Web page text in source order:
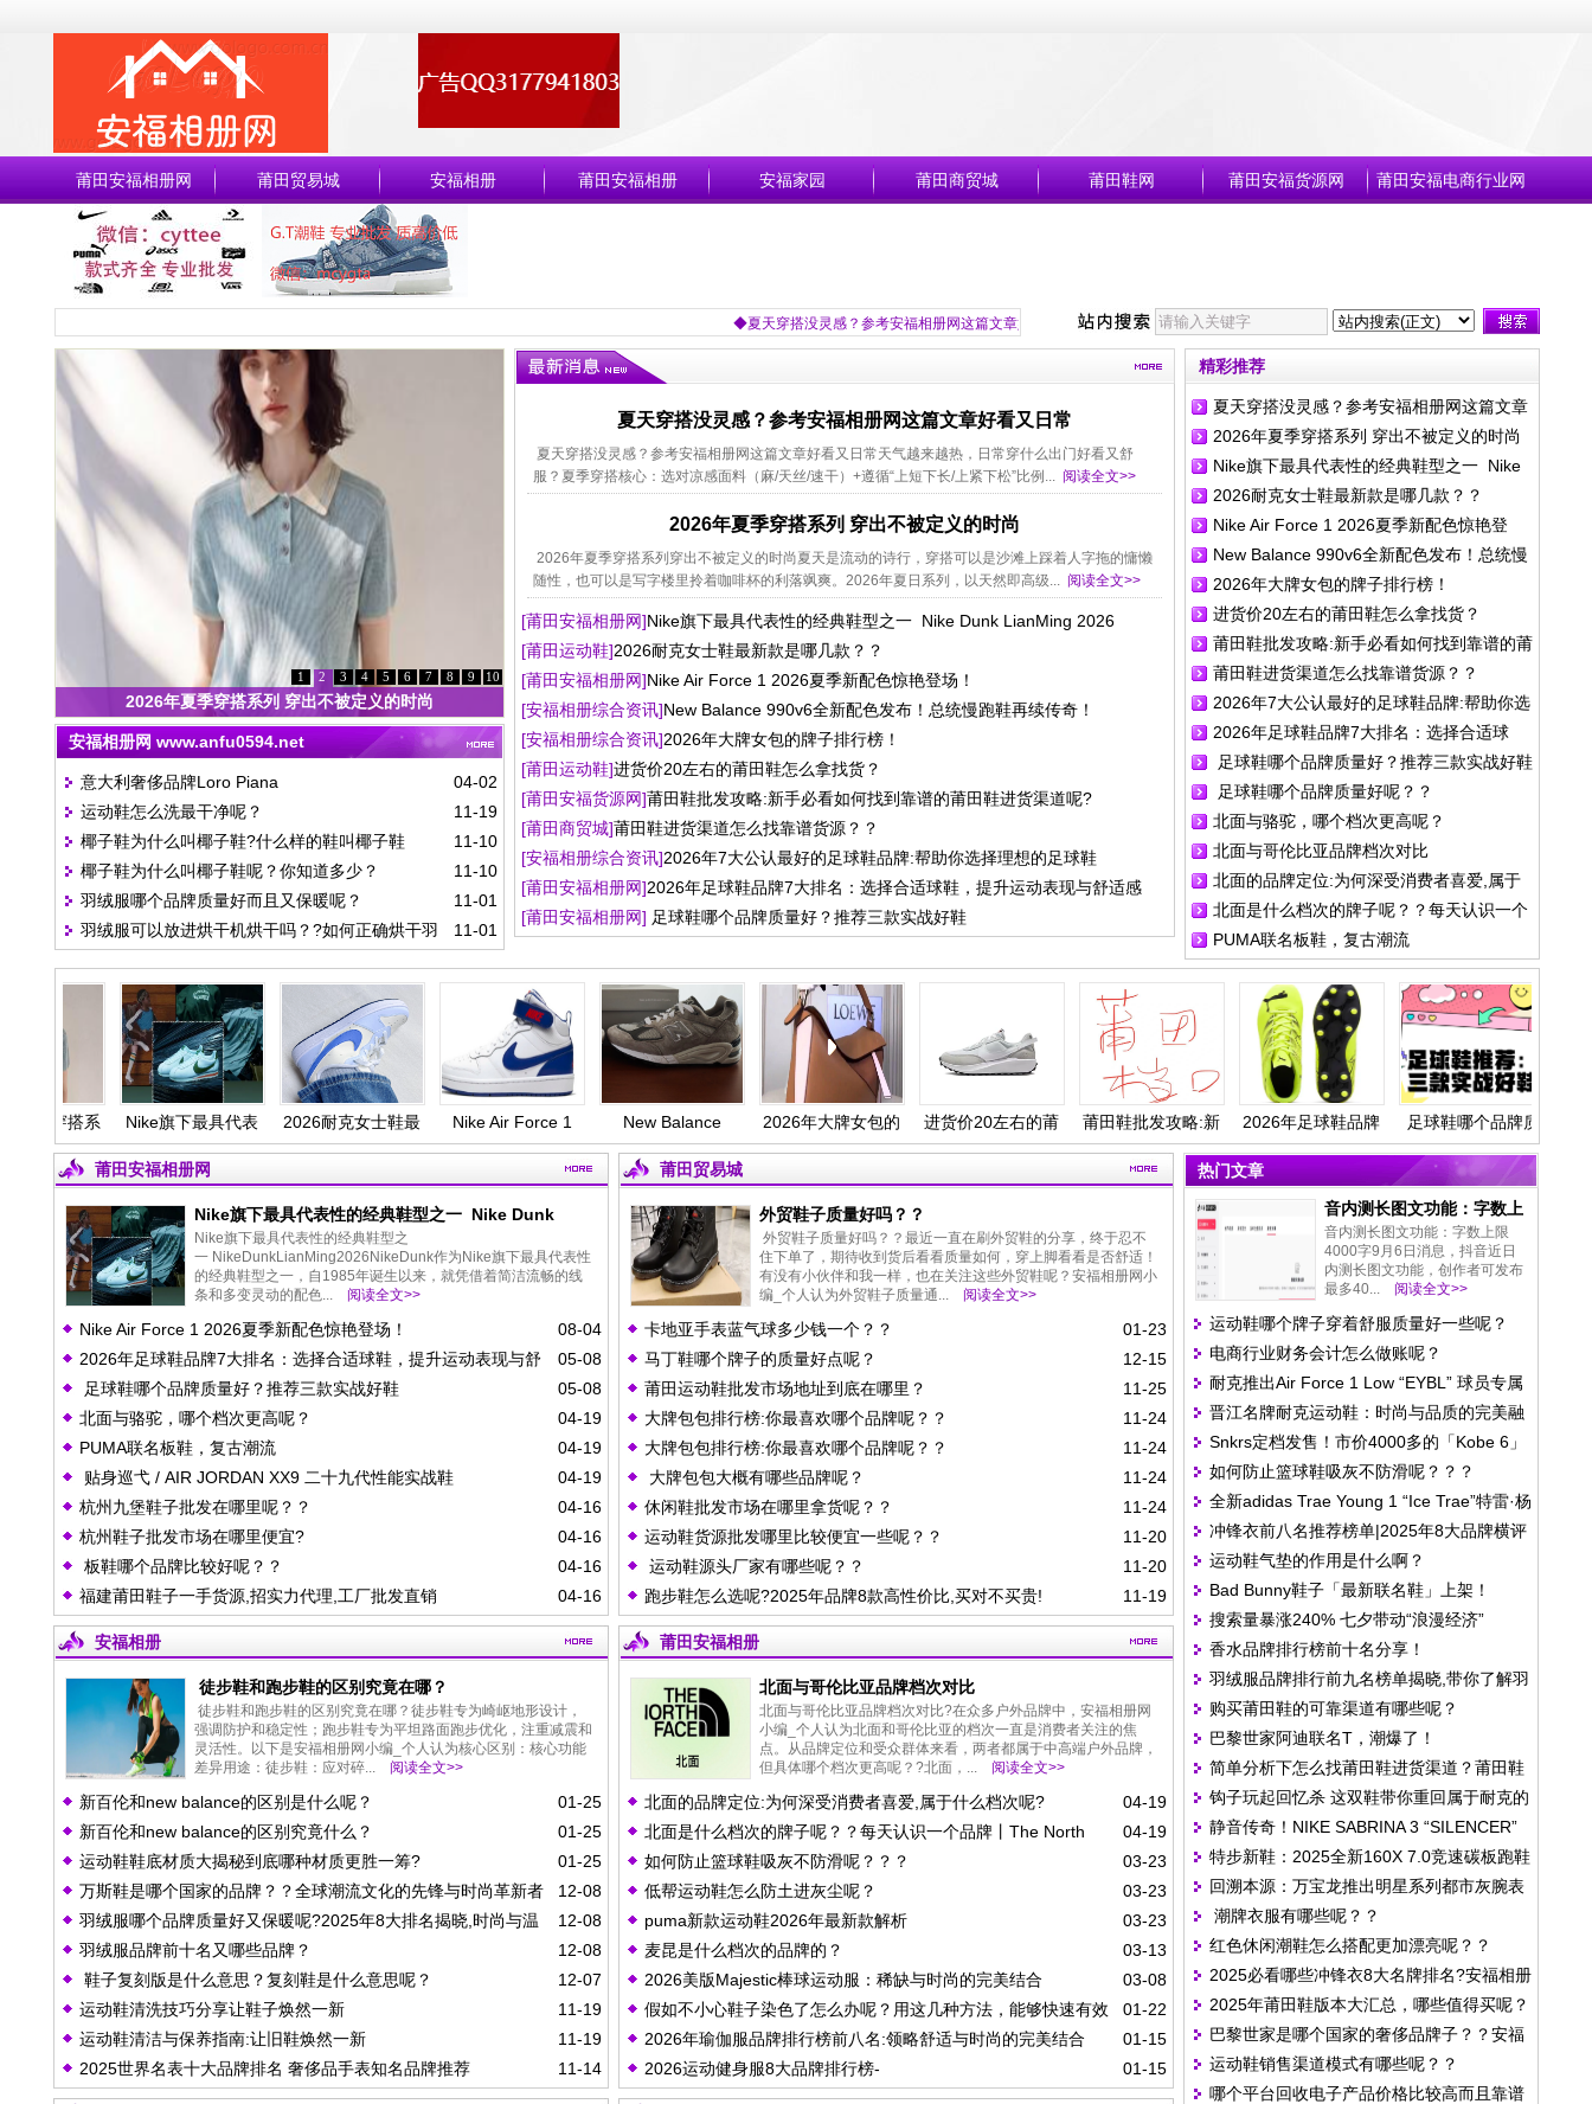
莆田安福相册网 莆田贸易城 安福相册 莆田安福相册 安福家园 莆田商贸城 莆田鞋网 莆田安福货源网 莆田安福电商行业网
◆夏天穿搭没灵感？参考安福相册网这篇文章好看又日常 ◆2026年夏季穿搭系列 穿出不被定义的时尚 ◆Nike旗下最具代表性的经
1 2 3 4 5 6 7 8 9 10
2026年夏季穿搭系列 穿出不被定义的时尚
安福相册网 www.anfu0594.net
04-02
意大利奢侈品牌Loro Piana
11-19
运动鞋怎么洗最干净呢？
11-10
椰子鞋为什么叫椰子鞋?什么样的鞋叫椰子鞋
啊？？
11-10
椰子鞋为什么叫椰子鞋呢？你知道多少？
11-01
羽绒服哪个品牌质量好而且又保暖呢？
11-01
羽绒服可以放进烘干机烘干吗？?如何正确烘干羽
夏天穿搭没灵感？参考安福相册网这篇文章好看又日常
夏天穿搭没灵感？参考安福相册网这篇文章好看又日常天气越来越热，日常穿什么出门好看又舒
服？夏季穿搭核心：‌选对凉感面料（麻/天丝/速干）+遵循“上短下长/上紧下松”比例...阅读全文>>
2026年夏季穿搭系列 穿出不被定义的时尚
2026年夏季穿搭系列穿出不被定义的时尚夏天是流动的诗行，穿搭可以是沙滩上踩着人字拖的慵懒
随性，也可以是写字楼里拎着咖啡杯的利落飒爽。2026年夏日系列，以天然即高级...阅读全文>>
[莆田安福相册网]Nike旗下最具代表性的经典鞋型之一 Nike Dunk LianMing 2026
[莆田运动鞋]2026耐克女士鞋最新款是哪几款？？
[莆田安福相册网]Nike Air Force 1 2026夏季新配色惊艳登场！
[安福相册综合资讯]New Balance 990v6全新配色发布！总统慢跑鞋再续传奇！
[安福相册综合资讯]2026年大牌女包的牌子排行榜！
[莆田运动鞋]进货价20左右的莆田鞋怎么拿找货？
[莆田安福货源网]莆田鞋批发攻略:新手必看如何找到靠谱的莆田鞋进货渠道呢?
[莆田商贸城]莆田鞋进货渠道怎么找靠谱货源？？
[安福相册综合资讯]2026年7大公认最好的足球鞋品牌:帮助你选择理想的足球鞋
[莆田安福相册网]2026年足球鞋品牌7大排名：选择合适球鞋，提升运动表现与舒适感
[莆田安福相册网] 足球鞋哪个品牌质量好？推荐三款实战好鞋
精彩推荐
夏天穿搭没灵感？参考安福相册网这篇文章
好看又日常
2026年夏季穿搭系列 穿出不被定义的时尚
Nike旗下最具代表性的经典鞋型之一 Nike
Dunk LianMing 2026
2026耐克女士鞋最新款是哪几款？？
Nike Air Force 1 2026夏季新配色惊艳登
场！
New Balance 990v6全新配色发布！总统慢
跑鞋再续传奇！
2026年大牌女包的牌子排行榜！
进货价20左右的莆田鞋怎么拿找货？
莆田鞋批发攻略:新手必看如何找到靠谱的莆
田鞋进货渠道呢?
莆田鞋进货渠道怎么找靠谱货源？？
2026年7大公认最好的足球鞋品牌:帮助你选
择理想的足球鞋
2026年足球鞋品牌7大排名：选择合适球
鞋，提升运动表现与舒适感
足球鞋哪个品牌质量好？推荐三款实战好鞋
足球鞋哪个品牌质量好呢？？
北面与骆驼，哪个档次更高呢？
北面与哥伦比亚品牌档次对比
北面的品牌定位:为何深受消费者喜爱,属于
什么档次呢?
北面是什么档次的牌子呢？？每天认识一个
品牌丨The North Face（北面）
PUMA联名板鞋，复古潮流
定义的
Nike旗下最具代表
性的经典鞋型之一
Nike Dunk
LianMing 2026
2026耐克女士鞋最
新款是哪几款？？
Nike Air Force 1
2026夏季新配色惊
艳登场！
New Balance
990v6全新配色发
布！总统慢跑鞋再
续传奇！
2026年大牌女包的
牌子排行榜！
进货价20左右的莆
田鞋怎么拿找货？
莆田鞋批发攻略:新
手必看如何找到靠
谱的莆田鞋进货渠
2026年足球鞋品牌
7大排名：选择合
适球鞋，提升运动
表现与舒适感
足球鞋哪个品牌质
量好？推荐三款实
战好鞋
足球鞋
莆田安福相册网
Nike旗下最具代表性的经典鞋型之一 Nike Dunk
LianMing 2026
Nike旗下最具代表性的经典鞋型之
一 NikeDunkLianMing2026NikeDunk作为Nike旗下最具代表性
的经典鞋型之一，自1985年诞生以来，就凭借着简洁流畅的线
条和多变灵动的配色...
阅读全文>>
08-04
Nike Air Force 1 2026夏季新配色惊艳登场！
05-08
2026年足球鞋品牌7大排名：选择合适球鞋，提升运动表现与舒
适感
05-08
足球鞋哪个品牌质量好？推荐三款实战好鞋
04-19
北面与骆驼，哪个档次更高呢？
04-19
PUMA联名板鞋，复古潮流
04-19
贴身巡弋 / AIR JORDAN XX9 二十九代性能实战鞋
04-16
杭州九堡鞋子批发在哪里呢？？
04-16
杭州鞋子批发市场在哪里便宜?
04-16
板鞋哪个品牌比较好呢？？
04-16
福建莆田鞋子一手货源,招实力代理,工厂批发直销
莆田贸易城
外贸鞋子质量好吗？？
外贸鞋子质量好吗？？最近一直在刷外贸鞋的分享，终于忍不
住下单了，期待收到货后看看质量如何，穿上脚看看是否舒适！
有没有小伙伴和我一样，也在关注这些外贸鞋呢？安福相册网小
编_个人认为外贸鞋子‌质量通...
阅读全文>>
01-23
卡地亚手表蓝气球多少钱一个？？
12-15
马丁鞋哪个牌子的质量好点呢？
11-25
莆田运动鞋批发市场地址到底在哪里？
11-24
大牌包包排行榜:你最喜欢哪个品牌呢？？
11-24
大牌包包排行榜:你最喜欢哪个品牌呢？？
11-24
大牌包包大概有哪些品牌呢？
11-24
休闲鞋批发市场在哪里拿货呢？？
11-20
运动鞋货源批发哪里比较便宜一些呢？？
11-20
运动鞋源头厂家有哪些呢？？
11-19
跑步鞋怎么选呢?2025年品牌8款高性价比,买对不买贵!
安福相册
徒步鞋和跑步鞋的区别究竟在哪？
徒步鞋和跑步鞋的区别究竟在哪？徒步鞋专为崎岖地形设计，
强调防护和稳定性；跑步鞋专为平坦路面跑步优化，注重减震和
灵活性。以下是安福相册网小编_个人认为核心区别：核心功能
差异‌用途‌：徒步鞋：应对碎...
阅读全文>>
01-25
新百伦和new balance的区别是什么呢？
01-25
新百伦和new balance的区别究竟什么？
01-25
运动鞋鞋底材质大揭秘到底哪种材质更胜一筹?
12-08
万斯鞋是哪个国家的品牌？？全球潮流文化的先锋与时尚革新者
12-08
羽绒服哪个品牌质量好又保暖呢?2025年8大排名揭晓,时尚与温
暖兼得!
12-08
羽绒服品牌前十名又哪些品牌？
12-07
鞋子复刻版是什么意思？复刻鞋是什么意思呢？
11-19
运动鞋清洗技巧分享让鞋子焕然一新
11-19
运动鞋清洁与保养指南:让旧鞋焕然一新
11-14
2025世界名表十大品牌排名 奢侈品手表知名品牌推荐
莆田安福相册
北面与哥伦比亚品牌档次对比
北面与哥伦比亚品牌档次对比?在众多户外品牌中，安福相册网
小编_个人认为北面和哥伦比亚的档次一直是消费者关注的焦
点。从品牌定位和受众群体来看，两者都属于中高端户外品牌，
但具体哪个档次更高呢？?北面，...
阅读全文>>
04-19
北面的品牌定位:为何深受消费者喜爱,属于什么档次呢?
04-19
北面是什么档次的牌子呢？？每天认识一个品牌丨The North
Face（北面）
03-23
如何防止篮球鞋吸灰不防滑呢？？？
03-23
低帮运动鞋怎么防土进灰尘呢？
03-23
puma新款运动鞋2026年最新款解析
03-13
麦昆是什么档次的品牌的？
03-08
2026美版Majestic棒球运动服：稀缺与时尚的完美结合
01-22
假如不小心鞋子染色了怎么办呢？用这几种方法，能够快速有效
解决
01-15
2026年瑜伽服品牌排行榜前八名:领略舒适与时尚的完美结合
01-15
2026运动健身服8大品牌排行榜-
热门文章
音内测长图文功能：字数上
限4000字
音内测长图文功能：字数上限
4000字9月6日消息，抖音近日
内测长图文功能，创作者可发布
最多40...
阅读全文>>
运动鞋哪个牌子穿着舒服质量好一些呢？
电商行业财务会计怎么做账呢？
耐克推出Air Force 1 Low “EYBL” 球员专属
款 细节设计彰显赛事身份
晋江名牌耐克运动鞋：时尚与品质的完美融
合！
Snkrs定档发售！市价4000多的「Kobe 6」
道奇，随时突袭
如何防止篮球鞋吸灰不防滑呢？？？
全新adidas Trae Young 1 “Ice Trae”特雷·杨
签名鞋
冲锋衣前八名推荐榜单|2025年8大品牌横评
结果出炉
运动鞋气垫的作用是什么啊？
Bad Bunny鞋子「最新联名鞋」上架！
搜索量暴涨240% 七夕带动“浪漫经济”
香水品牌排行榜前十名分享！
羽绒服品牌排行前九名榜单揭晓,带你了解羽
绒服哪个牌子好？
购买莆田鞋的可靠渠道有哪些呢？
巴黎世家阿迪联名T，潮爆了！
简单分析下怎么找莆田鞋进货渠道？莆田鞋
进货价多少!99%的人不知道的10个货源地
钩子玩起回忆杀 这双鞋带你重回属于耐克的
1971
静音传奇！NIKE SABRINA 3 “SILENCER”
新配色致敬科比经典时刻
特步新鞋：2025全新160X 7.0竞速碳板跑鞋
开启预售
回溯本源：万宝龙推出明星系列都市灰腕表
新作
潮牌衣服有哪些呢？？
红色休闲潮鞋怎么搭配更加漂亮呢？？
2025必看哪些冲锋衣8大名牌排名?安福相册
网精选国产冲锋衣品牌推荐
2025年莆田鞋版本大汇总，哪些值得买呢？
巴黎世家是哪个国家的奢侈品牌子？？安福
相册网小编三分钟了解巴黎世家Balenciaga
运动鞋销售渠道模式有哪些呢？？
哪个平台回收电子产品价格比较高而且靠谱